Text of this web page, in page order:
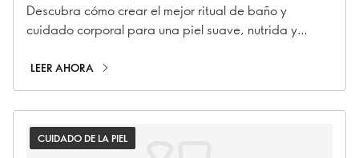
Descubra cómo crear el mejor ritual de baño y
cuidado corporal para una piel suave, nutrida y
ducha diaria? Descubra cómo crear el mejor ritual de
baño y cuidado corporal para una piel suave, nutrida
LEER AHORA
CUIDADO DE LA PIEL